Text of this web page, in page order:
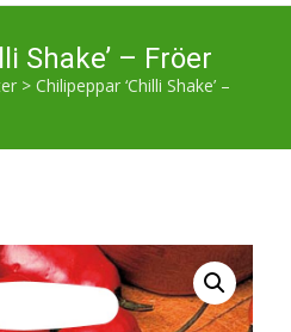
Shake’ – Fröer
> Chilipeppar ‘Chilli Shake’ –